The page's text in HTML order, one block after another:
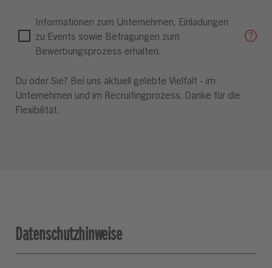
Informationen zum Unternehmen, Einladungen
zu Events sowie Befragungen zum
Bewerbungsprozess erhalten.
Du oder Sie? Bei uns aktuell gelebte Vielfalt - im
Unternehmen und im Recruitingprozess. Danke für die
Flexibilität.
Datenschutzhinweise